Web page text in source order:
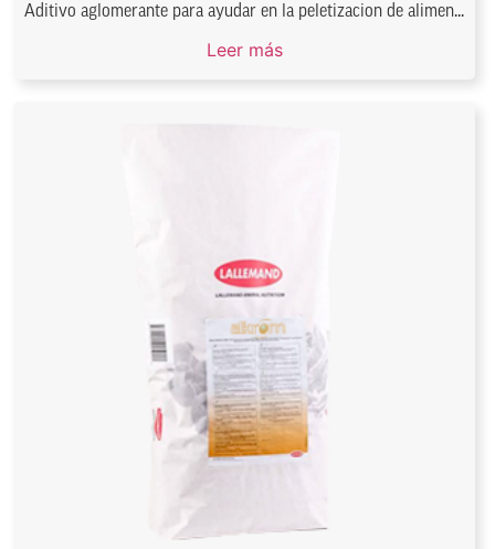
Aditivo aglomerante para ayudar en la peletizacion de alimen...
Leer más